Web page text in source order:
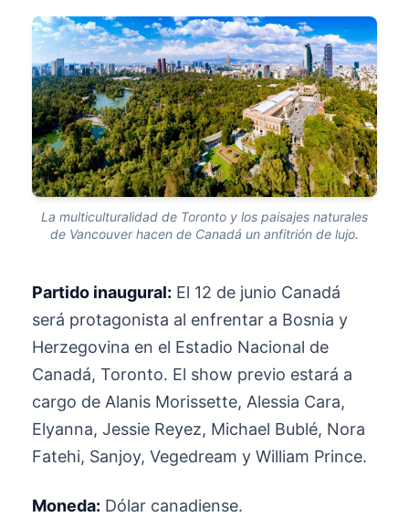
La multiculturalidad de Toronto y los paisajes naturales
de Vancouver hacen de Canadá un anfitrión de lujo.
Partido inaugural: El 12 de junio Canadá
será protagonista al enfrentar a Bosnia y
Herzegovina en el Estadio Nacional de
Canadá, Toronto. El show previo estará a
cargo de Alanis Morissette, Alessia Cara,
Elyanna, Jessie Reyez, Michael Bublé, Nora
Fatehi, Sanjoy, Vegedream y William Prince.
Moneda: Dólar canadiense.